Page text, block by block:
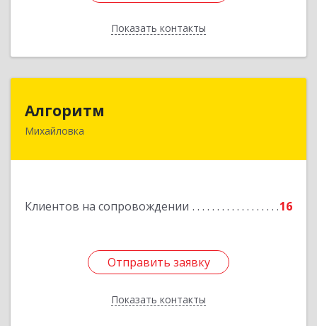
Показать контакты
Назад
Алгоритм
Михайловка
Клиентов на сопровождении 16
Отправить заявку
Показать контакты
Отправить заявку
Назад